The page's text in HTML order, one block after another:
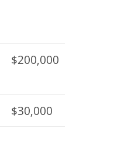
$200,000
$30,000